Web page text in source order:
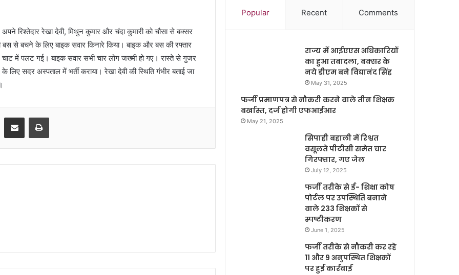
रिश्तेदार रेखा देवी, मिथुन कुमार और चंदा कुमारी को चौसा से बक्सर
से बचने के लिए बाइक सवार किनारे किया। बाइक और बस की रफ्तार
में पलट गई। बाइक सवार सभी चार लोग जख्मी हो गए। रास्ते से गुजर
लिए सदर अस्पताल में भर्ती कराया। रेखा देवी की स्थिति गंभीर बताई जा
Popular Recent Comments
राज्य में आईएएस अधिकारियों
का हुआ तबादला, बक्सर के
नये डीएम बने विद्यानंद सिंह
May 31, 2025
फर्जी प्रमाणपत्र से नौकरी करने वाले तीन शिक्षक
बर्खास्त, दर्ज होगी एफआईआर
May 21, 2025
सिपाही बहाली में रिश्वत
वसूलते पीटीसी समेत चार
गिरफ्तार, गए जेल
July 12, 2025
फर्जी तरीके से ई- शिक्षा कोष
पोर्टल पर उपस्थिति बनाने
वाले 233 शिक्षकों से
स्पष्टीकरण
June 1, 2025
फर्जी तरीके से नौकरी कर रहे
11 और 9 अनुपस्थित शिक्षकों
पर हुई कार्रवाई